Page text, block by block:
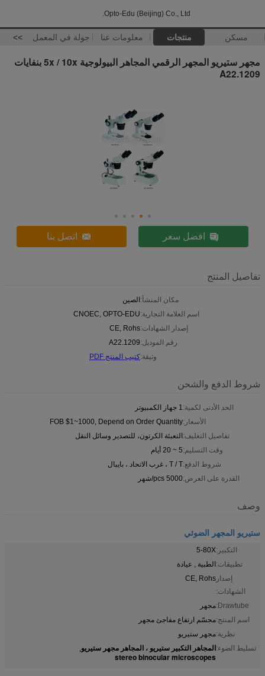
Opto-Edu (Beijing) Co., Ltd.
مسكن منتجات معلومات عنا جولة في المعمل >>
مجهر ستيريو المجهر الرقمي المجاهر البيولوجية 5x / 10x بنفايات
A22.1209
افضل سعر اتصل بنا
تفاصيل المنتج
مكان المنشأ:الصين
اسم العلامة التجارية:CNOEC, OPTO-EDU
إصدار الشهادات:CE, Rohs
رقم الموديل:A22.1209
وثيقة:كتيب المنتج PDF
شروط الدفع والشحن
الحد الأدنى لكمية:1 جهاز الكمبيوتر
الأسعار:FOB $1~1000, Depend on Order Quantity
تفاصيل التغليف:التعبئة الكرتون، للتصدير وسائل النقل
وقت التسليم:5 ~ 20 أيام
شروط الدفع:T / T ، غرب الاتحاد ، بايبال
القدرة على العرض:5000 pcs/شهر
وصف
ستيريو المجهر الضوئي
التكبير:5-80X
تطبيقات:الطبية , عيادة
إصدار
الشهادات:
CE, Rohs
Drawtube: مجهر
اسم المنتج:مجسّم ارتفاع مفاجئ مجهر
نظرية:مجهر ستيريو
تسليط الضوء:المجاهر التكبير ستيريو ، المجاهر مجهر ستيريو,
stereo binocular microscopes